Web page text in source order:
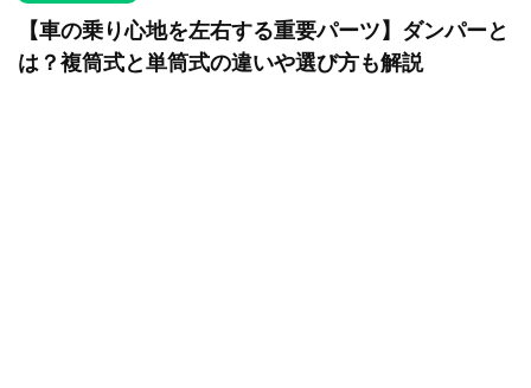
【車の乗り心地を左右する重要パーツ】ダンパーと
は？複筒式と単筒式の違いや選び方も解説